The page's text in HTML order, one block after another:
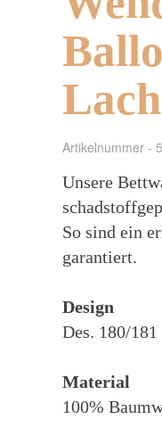
Artikelnummer -
Unsere
So sind ein
garantiert.
Design
Des. 180/
Material
100%